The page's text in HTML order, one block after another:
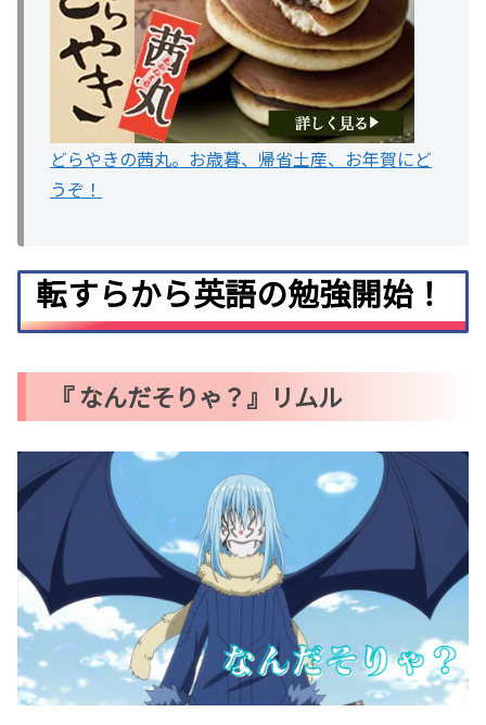
どらやきの茜丸。お歳暮、帰省土産、お年賀にど
うぞ！
転すらから英語の勉強開始！
『 なんだそりゃ？』リムル